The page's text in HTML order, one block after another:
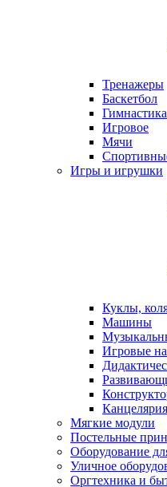
Тренажеры
Баскетбол
Гимнастика
Игровое
Мячи
Игры и игрушки
Куклы,
Машины
Игровые
Мягкие модули
Постельные
Оборудование
Уличное
Оргтехника и